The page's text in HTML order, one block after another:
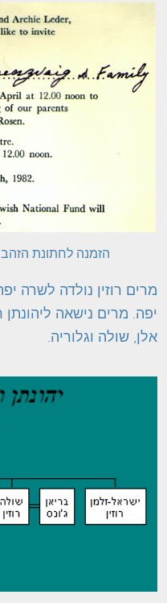
הזמנה לחתונת הזהב של
מרים רוזין נולדה לשרה
יפה. מרים נישאה ליהונתן
אלן, שולה וגלוריה.